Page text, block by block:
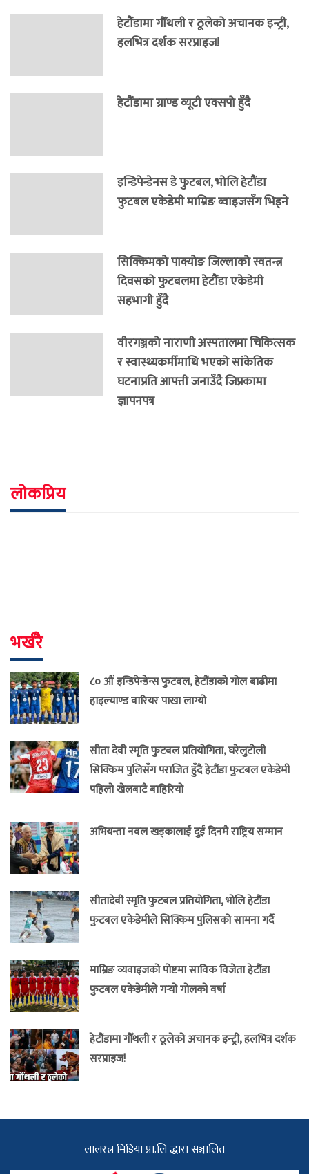
हेटौंडामा गौँथली र ठूलेको अचानक इन्ट्री,
हलभित्र दर्शक सरप्राइज!
हेटौंडामा ग्राण्ड व्यूटी एक्सपो हुँदै
इन्डिपेन्डेनस डे फुटबल, भोलि हेटौंडा
फुटबल एकेडेमी माम्रिङ ब्वाइजसँग भिड्ने
सिक्किमको पाक्योङ जिल्लाको स्वतन्त्र
दिवसको फुटबलमा हेटौंडा एकेडेमी
सहभागी हुँदै
वीरगञ्जको नाराणी अस्पतालमा चिकित्सक
र स्वास्थ्यकर्मीमाथि भएको सांकेतिक
घटनाप्रति आपत्ती जनाउँदै जिप्रकामा
ज्ञापनपत्र
लोकप्रिय
भर्खरै
८० औं इन्डिपेन्डेन्स फुटबल, हेटौंडाको गोल बाढीमा
हाइल्याण्ड वारियर पाखा लाग्यो
सीता देवी स्मृति फुटबल प्रतियोगिता, घरेलुटोली
सिक्किम पुलिसँग पराजित हुँदै हेटौंडा फुटबल एकेडेमी
पहिलो खेलबाटै बाहिरियो
अभियन्ता नवल खड्कालाई दुई दिनमै राष्ट्रिय सम्मान
सीतादेवी स्मृति फुटबल प्रतियोगिता, भोलि हेटौंडा
फुटबल एकेडेमीले सिक्किम पुलिसको सामना गर्दै
माम्रिङ व्यवाइजको पोष्टमा साविक विजेता हेटौंडा
फुटबल एकेडेमीले गर्‍यो गोलको वर्षा
हेटौंडामा गौँथली र ठूलेको अचानक इन्ट्री, हलभित्र दर्शक
सरप्राइज!
लालरत्न मिडिया प्रा.लि द्धारा सञ्चालित